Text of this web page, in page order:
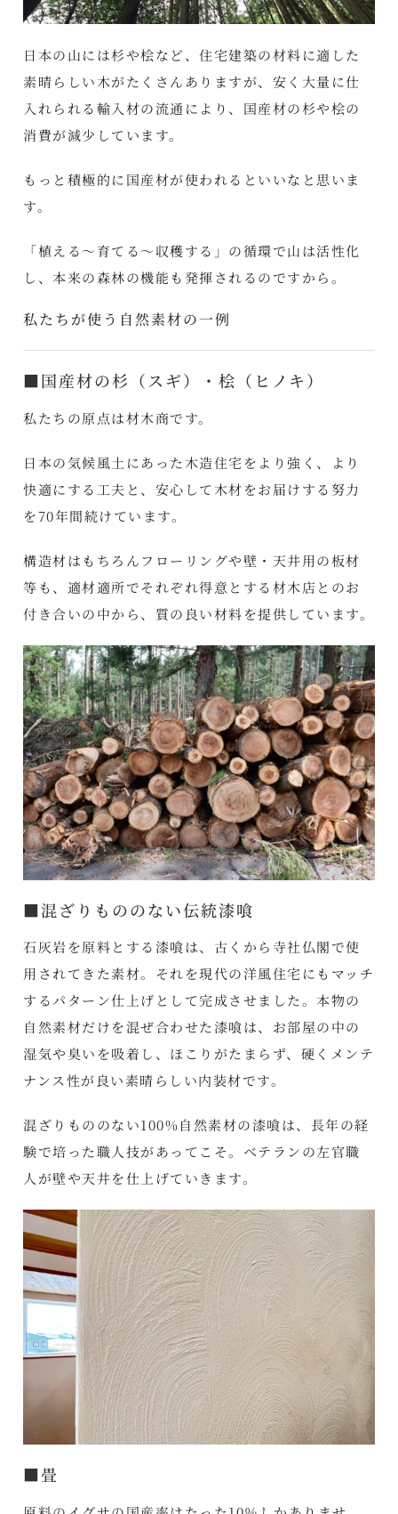
日本の山には杉や桧など、住宅建築の材料に適した
素晴らしい木がたくさんありますが、安く大量に仕
入れられる輸入材の流通により、国産材の杉や桧の
消費が減少しています。
もっと積極的に国産材が使われるといいなと思いま
す。
「植える～育てる～収穫する」の循環で山は活性化
し、本来の森林の機能も発揮されるのですから。
私たちが使う自然素材の一例
■国産材の杉（スギ）・桧（ヒノキ）
私たちの原点は材木商です。
日本の気候風土にあった木造住宅をより強く、より
快適にする工夫と、安心して木材をお届けする努力
を70年間続けています。
構造材はもちろんフローリングや壁・天井用の板材
等も、適材適所でそれぞれ得意とする材木店とのお
付き合いの中から、質の良い材料を提供しています。
■混ざりもののない伝統漆喰
石灰岩を原料とする漆喰は、古くから寺社仏閣で使
用されてきた素材。それを現代の洋風住宅にもマッチ
するパターン仕上げとして完成させました。本物の
自然素材だけを混ぜ合わせた漆喰は、お部屋の中の
湿気や臭いを吸着し、ほこりがたまらず、硬くメンテ
ナンス性が良い素晴らしい内装材です。
混ざりもののない100%自然素材の漆喰は、長年の経
験で培った職人技があってこそ。ベテランの左官職
人が壁や天井を仕上げていきます。
■畳